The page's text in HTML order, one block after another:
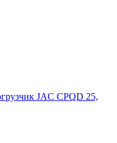
JAC CPQD 25,